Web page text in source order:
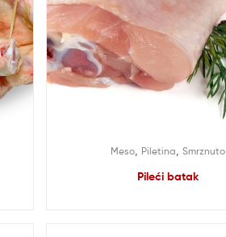
Meso Piletina ,Smrznuto
Pileći batak